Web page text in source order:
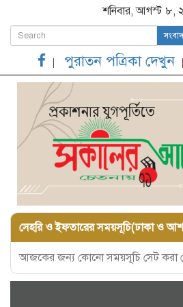
শনিবার, আগস্ট ৮,
পুরাতন পত্রিকা দেখুন
সেহরি ও ইফতারের সময়সূচি(ঢাকা ও
আজকের জন্য কোনো সময়সূচি সেট করা